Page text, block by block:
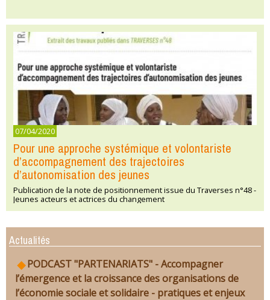
07/04/2020
Pour une approche systémique et volontariste
d’accompagnement des trajectoires
d’autonomisation des jeunes
Publication de la note de positionnement issue du Traverses n°48 -
Jeunes acteurs et actrices du changement
Actualités
PODCAST "PARTENARIATS" - Accompagner
l’émergence et la croissance des organisations de
l’économie sociale et solidaire - pratiques et enjeux